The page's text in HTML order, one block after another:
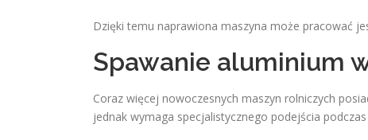
Dzięki temu naprawiona maszyna może pracować
Spawanie aluminium
Coraz więcej nowoczesnych maszyn rolniczych
jednak wymaga specjalistycznego podejścia